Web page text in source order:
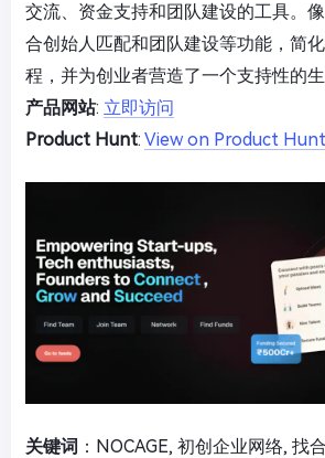
交流、资金支持和团队建设的工具。
合创始人匹配和团队建设等功能，简
程，并为创业者营造了一个支持性的生
产品网站: 立即访问
Product Hunt: View on Product Hunt
关键词 ：NOCAGE, 初创企业网络, 找